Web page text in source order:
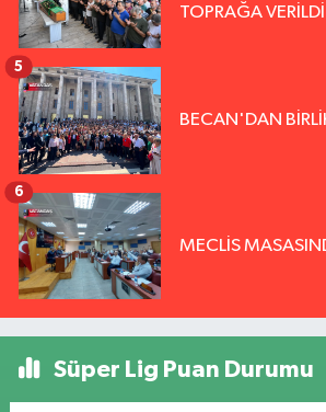
TOPRAĞA VERİLDİ
BECAN'DAN
5
MECLİS
6
Süper Lig Puan Durumu